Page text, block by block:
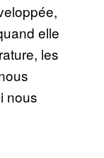
elle
les
nous